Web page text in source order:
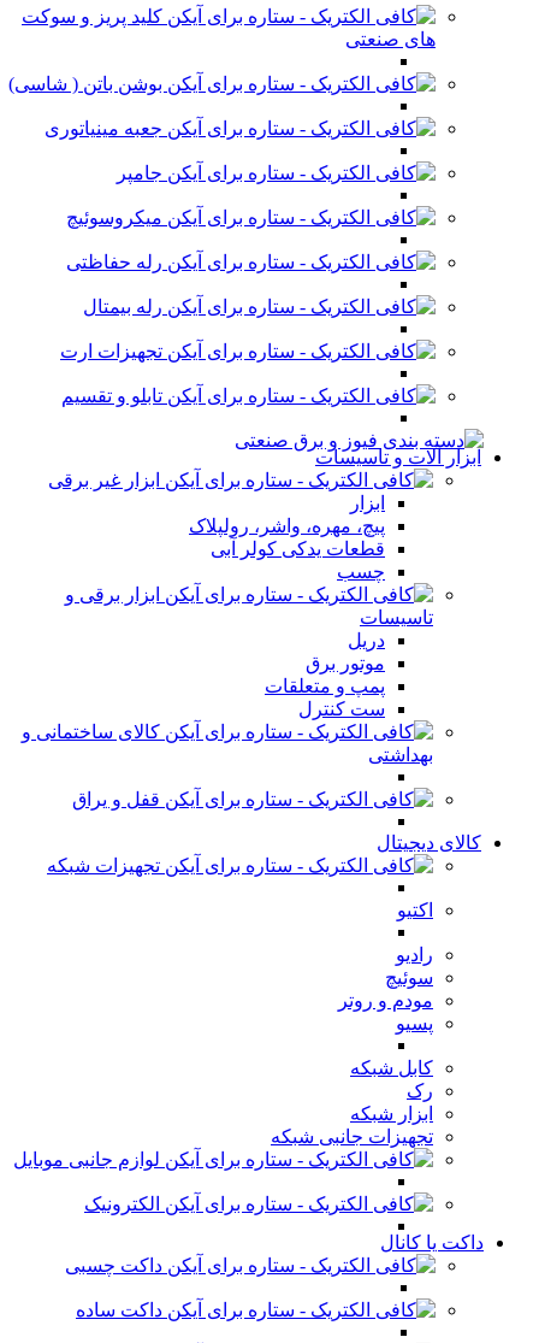
کلید پریز و سوکت
های صنعتی
بوشن باتن ( شاسی)
جعبه مینیاتوری
جامپر
میکروسوئیچ
رله حفاظتی
رله بیمتال
تجهیزات ارت
تابلو و تقسیم
ابزار آلات و تاسیسات
ابزار غیر برقی
ابزار
پیچ، مهره، واشر، رولپلاک
قطعات یدکی کولر آبی
چسب
ابزار برقی و
تاسیسات
دریل
موتور برق
پمپ و متعلقات
ست کنترل
کالای ساختمانی و
بهداشتی
قفل و یراق
کالای دیجیتال
تجهیزات شبکه
اکتیو
رادیو
سوئیچ
مودم و روتر
پسیو
کابل شبکه
رک
ابزار شبکه
تجهیزات جانبی شبکه
لوازم جانبی موبایل
الکترونیک
داکت یا کانال
داکت چسبی
داکت ساده